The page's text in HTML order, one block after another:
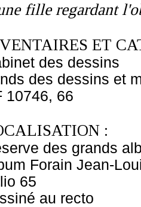
fille regardant
ET
des dessins
des dessins et
10746, 66
:
des grands
Forain Jean-
65
au recto